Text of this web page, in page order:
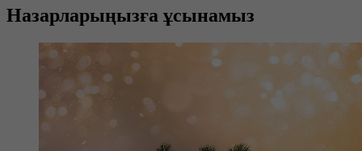
Назарларыңызға ұсынамыз